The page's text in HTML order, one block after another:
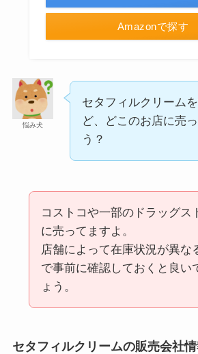
冷凍ペットボトルはどこに売っ
ブンなどのコンビニで
Amazonで探す
悩み犬
セタフィルクリーム
ど、どこのお店に売
う？
コストコや一部のドラッグス
に売ってますよ。
店舗によって在庫状況が異な
で事前に確認しておくと良い
ょう。
セタフィルクリームの販売会社